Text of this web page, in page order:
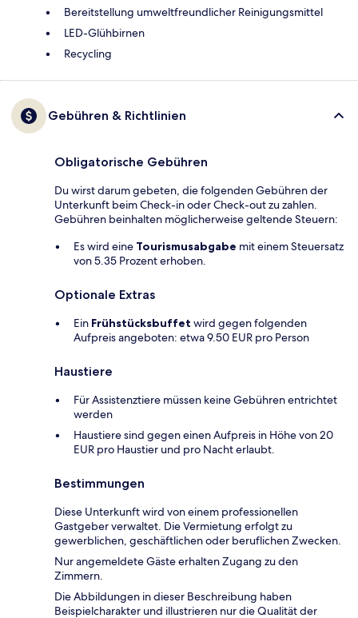
Bereitstellung umweltfreundlicher Reinigungsmittel
LED-Glühbirnen
Recycling
Gebühren & Richtlinien
Obligatorische Gebühren
Du wirst darum gebeten, die folgenden Gebühren der
Unterkunft beim Check-in oder Check-out zu zahlen.
Gebühren beinhalten möglicherweise geltende Steuern:
Es wird eine Tourismusabgabe mit einem Steuersatz
von 5.35 Prozent erhoben.
Optionale Extras
Ein Frühstücksbuffet wird gegen folgenden
Aufpreis angeboten: etwa 9.50 EUR pro Person
Haustiere
Für Assistenztiere müssen keine Gebühren entrichtet
werden
Haustiere sind gegen einen Aufpreis in Höhe von 20
EUR pro Haustier und pro Nacht erlaubt.
Bestimmungen
Diese Unterkunft wird von einem professionellen
Gastgeber verwaltet. Die Vermietung erfolgt zu
gewerblichen, geschäftlichen oder beruflichen Zwecken.
Nur angemeldete Gäste erhalten Zugang zu den
Zimmern.
Die Abbildungen in dieser Beschreibung haben
Beispielcharakter und illustrieren nur die Qualität der